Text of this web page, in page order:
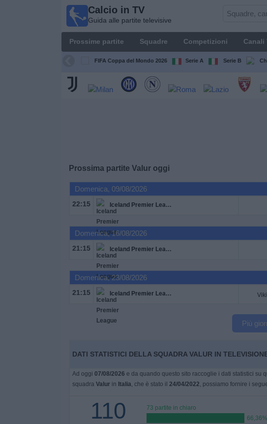
Calcio in TV
Guida alle partite televisive
Prossime partite Squadre Competizioni Canali
FIFA Coppa del Mondo 2026 Serie A Serie B
Prossima partite Valuroggi
Domenica, 09/08/2026
22:15 Iceland Premier League
Domenica, 16/08/2026
21:15 Iceland Premier League
Domenica, 23/08/2026
21:15 Iceland Premier League
Più
DATI STATISTICI DELLA SQUADRA VALUR IN
Ad oggi 07/08/2026 e da quando questo sito raccoglie i dati statistici su
squadra Valurin Italia, che è stato il 24/04/2022, possiamo fornire i
110
73 partite in chiaro
66,36%